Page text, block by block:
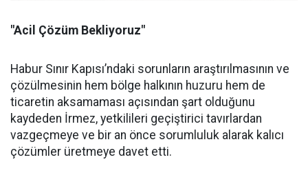
"Acil Çözüm Bekliyoruz"
Habur Sınır Kapısı’ndaki sorunların araştırılmasının ve
çözülmesinin hem bölge halkının huzuru hem de
ticaretin aksamaması açısından şart olduğunu
kaydeden İrmez, yetkilileri geçiştirici tavırlardan
vazgeçmeye ve bir an önce sorumluluk alarak kalıcı
çözümler üretmeye davet etti.